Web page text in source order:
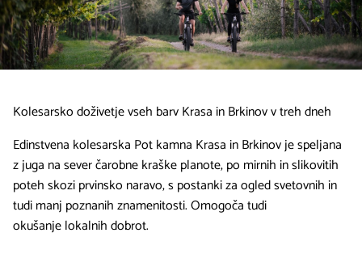
Kolesarsko doživetje vseh barv Krasa in Brkinov v treh dneh
Edinstvena kolesarska Pot kamna Krasa in Brkinov je speljana
z juga na sever čarobne kraške planote, po mirnih in slikovitih
poteh skozi prvinsko naravo, s postanki za ogled svetovnih in
tudi manj poznanih znamenitosti. Omogoča tudi
okušanje lokalnih dobrot.